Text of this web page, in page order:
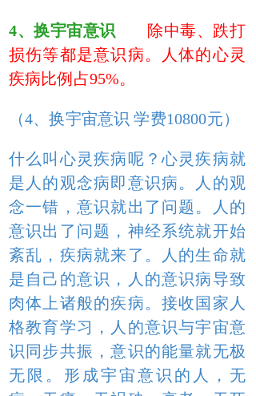
4、换宇宙意识
除中毒、跌打
损伤等都是意识病。人体的心灵
疾病比例占95%。
（4、换宇宙意识 学费10800元）
什么叫心灵疾病呢？心灵疾病就
是人的观念病即意识病。人的观
念一错，意识就出了问题。人的
意识出了问题，神经系统就开始
紊乱，疾病就来了。人的生命就
是自己的意识，人的意识病导致
肉体上诸般的疾病。接收国家人
格教育学习，人的意识与宇宙意
识同步共振，意识的能量就无极
无限。形成宇宙意识的人，无